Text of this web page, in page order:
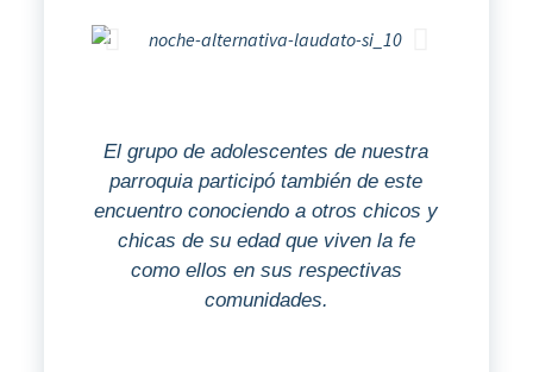
El grupo de adolescentes de nuestra
parroquia participó también de este
encuentro conociendo a otros chicos y
chicas de su edad que viven la fe
como ellos en sus respectivas
comunidades.